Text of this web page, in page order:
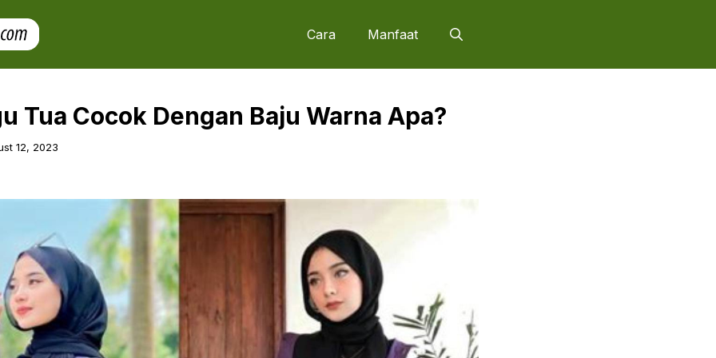
Cara Manfaat
Tua Cocok Dengan Baju Warna Apa?
12, 2023